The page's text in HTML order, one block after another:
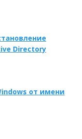
Directory
от имени